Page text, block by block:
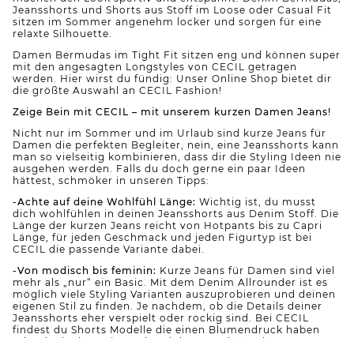
Jeansshorts und Shorts aus Stoff im Loose oder Casual Fit
sitzen im Sommer angenehm locker und sorgen für eine
relaxte Silhouette.
Damen Bermudas im Tight Fit sitzen eng und können super
mit den angesagten Longstyles von CECIL getragen
werden. Hier wirst du fündig: Unser Online Shop bietet dir
die größte Auswahl an CECIL Fashion!
Zeige Bein mit CECIL – mit unserem kurzen Damen Jeans!
Nicht nur im Sommer und im Urlaub sind kurze Jeans für
Damen die perfekten Begleiter, nein, eine Jeansshorts kann
man so vielseitig kombinieren, dass dir die Styling Ideen nie
ausgehen werden. Falls du doch gerne ein paar Ideen
hättest, schmöker in unseren Tipps:
-Achte auf deine Wohlfühl Länge: Wichtig ist, du musst
dich wohlfühlen in deinen Jeansshorts aus Denim Stoff. Die
Länge der kurzen Jeans reicht von Hotpants bis zu Capri
Länge, für jeden Geschmack und jeden Figurtyp ist bei
CECIL die passende Variante dabei.
-Von modisch bis feminin: Kurze Jeans für Damen sind viel
mehr als „nur“ ein Basic. Mit dem Denim Allrounder ist es
möglich viele Styling Varianten auszuprobieren und deinen
eigenen Stil zu finden. Je nachdem, ob die Details deiner
Jeansshorts eher verspielt oder rockig sind. Bei CECIL
findest du Shorts Modelle die einen Blumendruck haben